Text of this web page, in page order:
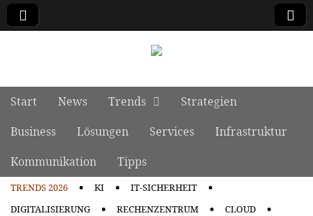
Main menu
Skip to content
Start News Trends
Strategien
Business
Lösungen Services
Infrastruktur
Kommunikation
Tipps
TRENDS 2026 KI
IT-SICHERHEIT
DIGITALISIERUNG
RECHENZENTRUM
CLOUD